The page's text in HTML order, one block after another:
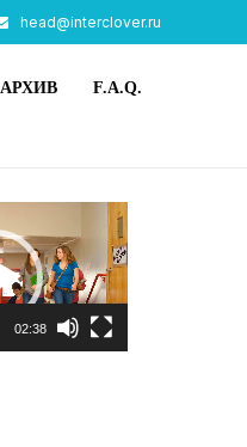
head@interclover.ru
АРХИВ F.A.Q.
02:38